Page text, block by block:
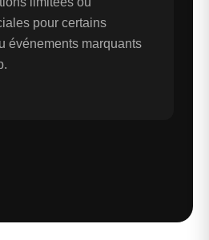
pour certains
événements marquants